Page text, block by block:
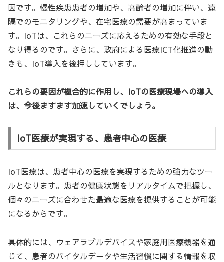
因です。慢性疾患患者の増加や、高齢者の増加に伴い、遠
隔でのモニタリングや、在宅医療の需要が高まっていま
す。IoTは、これらのニーズに応えるための有効な手段と
なり得るのです。さらに、政府による医療ICT化推進の動
きも、IoT導入を後押ししています。
これらの要因が複合的に作用し、IoTの医療現場への導入
は、今後ますます加速していくでしょう。
IoT医療が実現する、患者中心の医療
IoT医療は、患者中心の医療を実現するための強力なツー
ルとなります。患者の健康状態をリアルタイムで把握し、
個々のニーズに合わせた最適な医療を提供することが可能
になるからです。
具体的には、ウェアラブルデバイスや家庭用医療機器を通
じて、患者のバイタルデータや生活習慣に関する情報を収